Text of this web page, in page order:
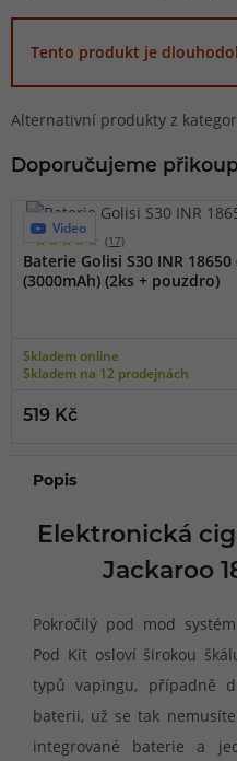
Tento produkt je
Alternativní produkty z
Doporučujeme
Video
(17)
Baterie Golisi S30 INR 18650
(3000mAh) (2ks + pouzdro)
Skladem online
Skladem na 12 prodejnách
519 Kč
Popis
Elektronická
Jackaroo
Pokročilý pod mod
Pod Kit osloví širokou
typů vapingu, případně
baterii, už se tak
integrované baterie a